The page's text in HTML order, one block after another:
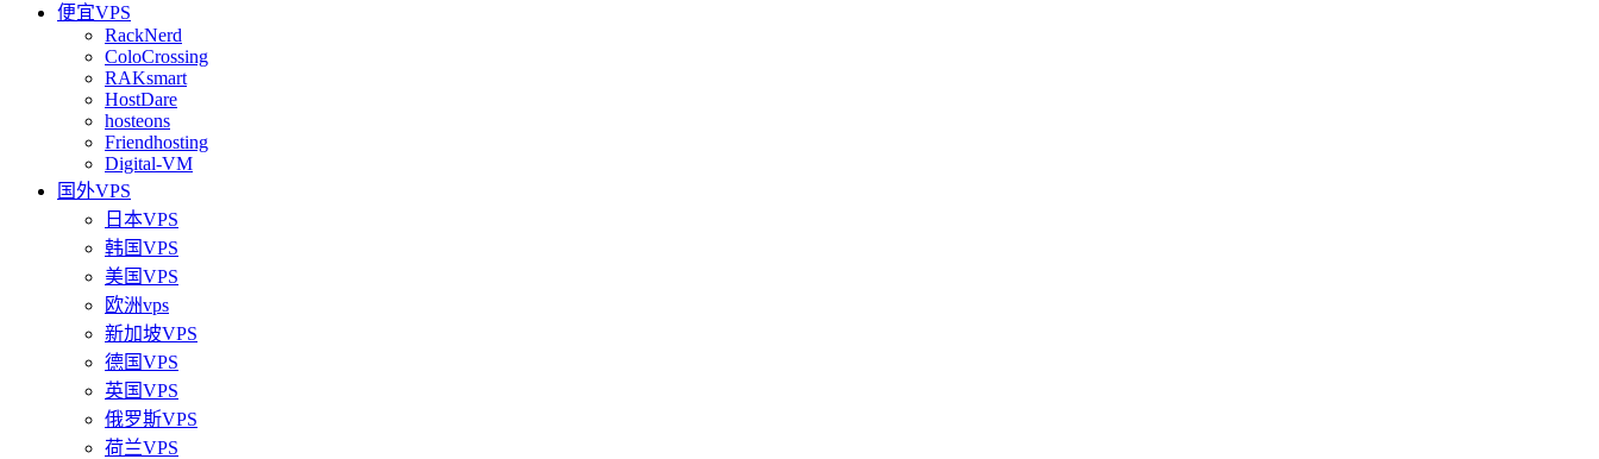
便宜VPS
RackNerd
ColoCrossing
RAKsmart
HostDare
hosteons
Friendhosting
Digital-VM
国外VPS
日本VPS
韩国VPS
美国VPS
欧洲vps
新加坡VPS
德国VPS
英国VPS
俄罗斯VPS
荷兰VPS